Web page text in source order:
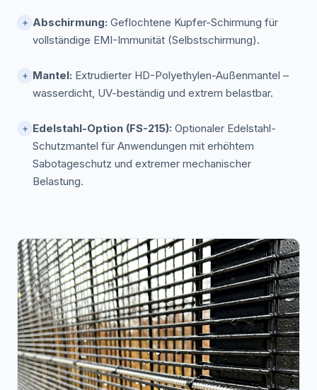
+ Abschirmung: Geflochtene Kupfer-Schirmung für
vollständige EMI-Immunität (Selbstschirmung).
+ Mantel: Extrudierter HD-Polyethylen-Außenmantel –
wasserdicht, UV-beständig und extrem belastbar.
+ Edelstahl-Option (FS-215): Optionaler Edelstahl-
Schutzmantel für Anwendungen mit erhöhtem
Sabotageschutz und extremer mechanischer
Belastung.